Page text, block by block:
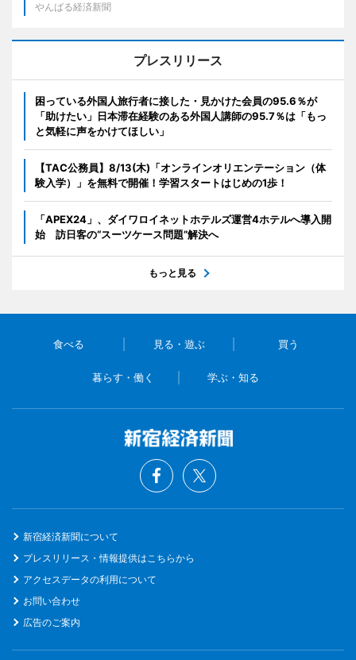
やんばる経済新聞
プレスリリース
困っている外国人旅行者に接した・見かけた会員の95.6％が
「助けたい」日本滞在経験のある外国人講師の95.7％は「もっ
と気軽に声をかけてほしい」
【TAC公務員】8/13(木)「オンラインオリエンテーション（体
験入学）」を無料で開催！学習スタートはじめの1歩！
「APEX24」、ダイワロイネットホテルズ運営4ホテルへ導入開
始 訪日客の“スーツケース問題”解決へ
もっと見る
食べる 見る・遊ぶ 買う
暮らす・働く 学ぶ・知る
新宿経済新聞について
プレスリリース・情報提供はこちらから
アクセスデータの利用について
お問い合わせ
広告のご案内